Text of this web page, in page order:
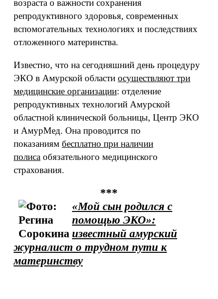
возраста о важности сохранения
репродуктивного здоровья, современных
вспомогательных технологиях и последствиях
отложенного материнства.
Известно, что на сегодняшний день процедуру
ЭКО в Амурской области осуществляют три
медицинские организации: отделение
репродуктивных технологий Амурской
областной клинической больницы, Центр ЭКО
и АмурМед. Она проводится по
показаниям бесплатно при наличии
полиса обязательного медицинского
страхования.
***
«Мой сын родился с
помощью ЭКО»:
известный амурский
журналист о трудном пути к
материнству